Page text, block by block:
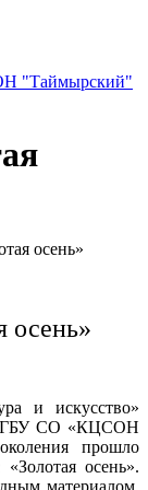
"Таймырский"
осень»
осень»
и искусство»
КГБУ СО «КЦСОН
прошло
осень».
материалом,